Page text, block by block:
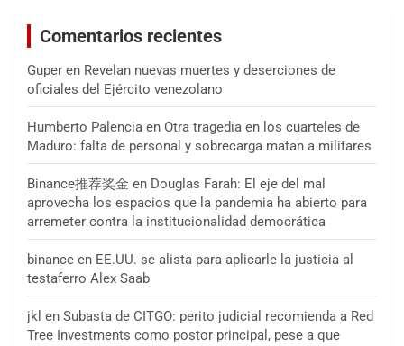
Comentarios recientes
Guper en Revelan nuevas muertes y deserciones de
oficiales del Ejército venezolano
Humberto Palencia en Otra tragedia en los cuarteles de
Maduro: falta de personal y sobrecarga matan a militares
Binance推荐奖金 en Douglas Farah: El eje del mal
aprovecha los espacios que la pandemia ha abierto para
arremeter contra la institucionalidad democrática
binance en EE.UU. se alista para aplicarle la justicia al
testaferro Alex Saab
jkl en Subasta de CITGO: perito judicial recomienda a Red
Tree Investments como postor principal, pese a que